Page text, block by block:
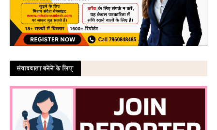
संवाददाता बनेने के लिए